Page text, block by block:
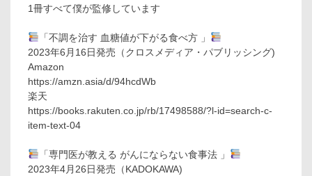
1冊すべて僕が監修しています
「不調を治す 血糖値が下がる食べ方 」
2023年6月16日発売（クロスメディア・パブリッシング)
Amazon
https://amzn.asia/d/94hcdWb
楽天
https://books.rakuten.co.jp/rb/17498588/?l-id=search-c-
item-text-04
「専門医が教える がんにならない食事法 」
2023年4月26日発売（KADOKAWA)